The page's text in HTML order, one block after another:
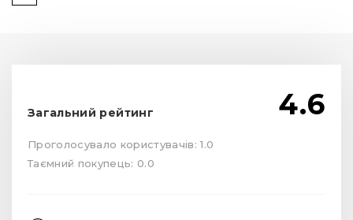
Загальний рейтинг 4.6
Проголосувало користувачів: 1.0
Таємний покупець: 0.0